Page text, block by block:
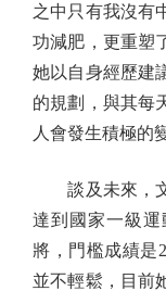
之中只有我沒有
功減肥，更重塑
她以自身經歷建
的規劃，與其每
人會發生積極的
談及未來，文
達到國家一級運
將，門檻成績是
並不輕鬆，目前